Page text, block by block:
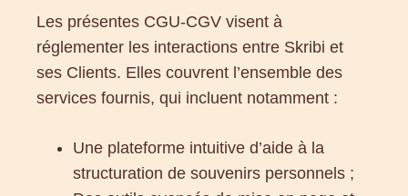
Les présentes CGU-CGV visent à
réglementer les interactions entre Skribi et
ses Clients. Elles couvrent l’ensemble des
services fournis, qui incluent notamment :
Une plateforme intuitive d’aide à la
structuration de souvenirs personnels ;